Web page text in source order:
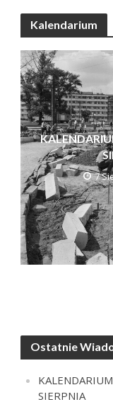
Kalendarium
7
Ostatnie
SIERPNIA